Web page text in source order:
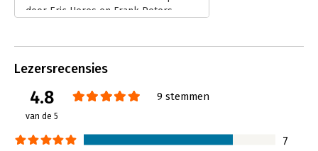
door Eric Heres en Frank Peters.
Lezersrecensies
4.8
van de 5
9 stemmen
7